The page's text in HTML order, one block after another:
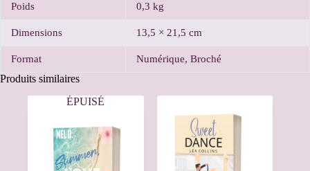
Poids 0,3 kg
Dimensions 13,5 × 21,5 cm
Format Numérique, Broché
Produits similaires
ÉPUISÉ